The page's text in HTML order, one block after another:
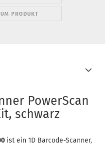
PRODUKT
PowerScan
schwarz
ist ein 1D Barcode-Scanner,